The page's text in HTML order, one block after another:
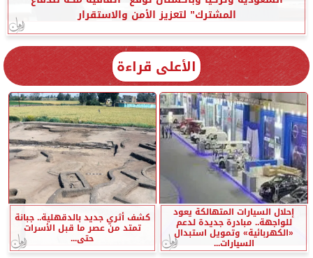
المشترك” لتعزيز الأمن والاستقرار
الأعلى قراءة
إحلال السيارات المتهالكة يعود
للواجهة.. مبادرة جديدة لدعم
«الكهربائية» وتمويل استبدال
السيارات...
كشف أثري جديد بالدقهلية.. جبانة
تمتد من عصر ما قبل الأسرات
حتى...